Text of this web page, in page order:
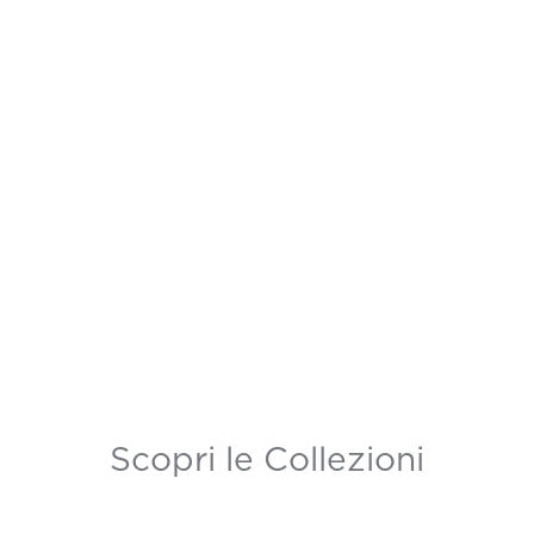
Scopri le Collezioni